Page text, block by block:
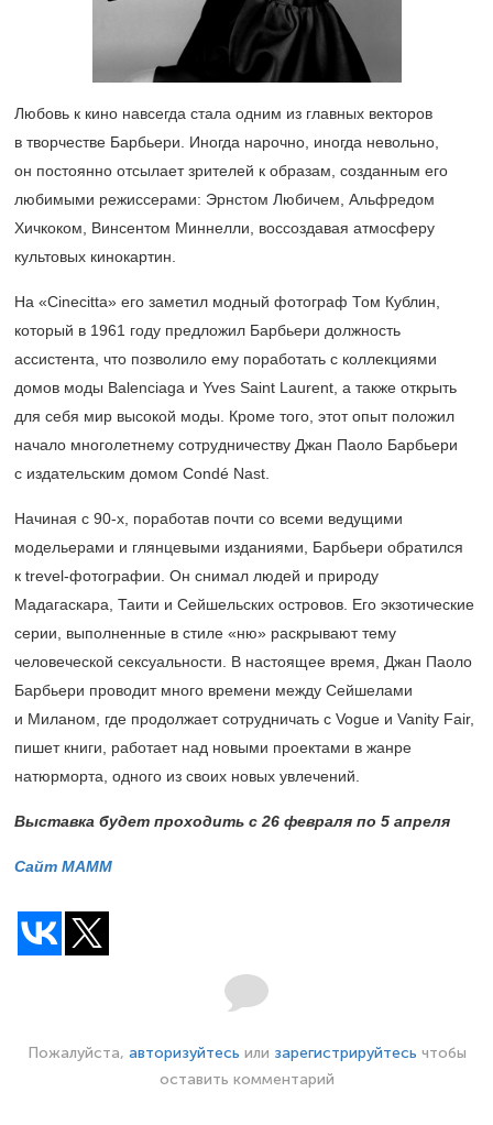
Любовь к кино навсегда стала одним из главных векторов
в творчестве Барбьери. Иногда нарочно, иногда невольно,
он постоянно отсылает зрителей к образам, созданным его
любимыми режиссерами: Эрнстом Любичем, Альфредом
Хичкоком, Винсентом Миннелли, воссоздавая атмосферу
культовых кинокартин.
На «Cinecitta» его заметил модный фотограф Том Кублин,
который в 1961 году предложил Барбьери должность
ассистента, что позволило ему поработать с коллекциями
домов моды Balenciaga и Yves Saint Laurent, а также открыть
для себя мир высокой моды. Кроме того, этот опыт положил
начало многолетнему сотрудничеству Джан Паоло Барбьери
с издательским домом Condé Nast.
Начиная с 90-х, поработав почти со всеми ведущими
модельерами и глянцевыми изданиями, Барбьери обратился
к trevel-фотографии. Он снимал людей и природу
Мадагаскара, Таити и Сейшельских островов. Его экзотические
серии, выполненные в стиле «ню» раскрывают тему
человеческой сексуальности. В настоящее время, Джан Паоло
Барбьери проводит много времени между Сейшелами
и Миланом, где продолжает сотрудничать с Vogue и Vanity Fair,
пишет книги, работает над новыми проектами в жанре
натюрморта, одного из своих новых увлечений.
Выставка будет проходить с 26 февраля по 5 апреля
Сайт МАММ
Пожалуйста, авторизуйтесь или зарегистрируйтесь чтобы
оставить комментарий